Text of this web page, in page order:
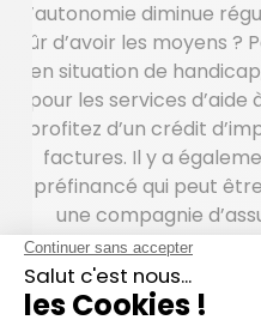
l’autonomie diminue
sûr d’avoir les moyens
en situation de
pour les services d’aide
profitez d’un crédit
factures. Il y a
préfinancé qui peut
une compagnie